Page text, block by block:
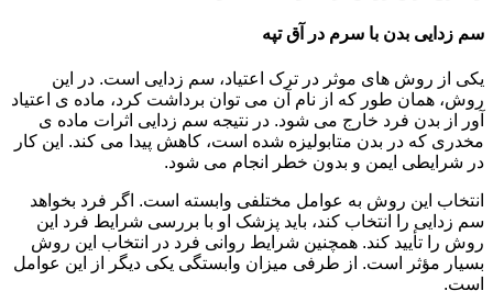
سم زدایی بدن با سرم در آق تپه
یکی از روش های موثر در ترک اعتیاد، سم زدایی است. در این
روش، همان طور که از نام آن می توان برداشت کرد، ماده ی اعتیاد
آور از بدن فرد خارج می شود. در نتیجه سم زدایی اثرات ماده ی
مخدری که در بدن متابولیزه شده است، کاهش پیدا می کند. این کار
در شرایطی ایمن و بدون خطر انجام می شود.
انتخاب این روش به عوامل مختلفی وابسته است. اگر فرد بخواهد
سم زدایی را انتخاب کند، باید پزشک او با بررسی شرایط فرد این
روش را تأیید کند. همچنین شرایط روانی فرد در انتخاب این روش
بسیار مؤثر است. از طرفی میزان وابستگی یکی دیگر از این عوامل
است.